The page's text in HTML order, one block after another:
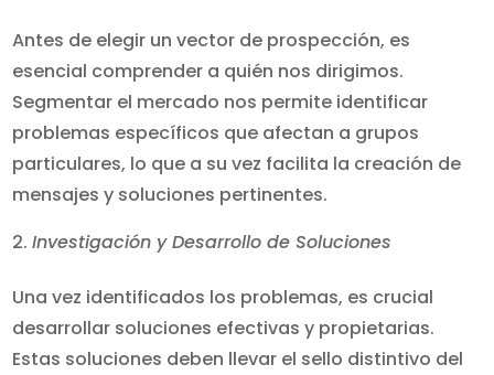
Antes de elegir un vector de prospección, es
esencial comprender a quién nos dirigimos.
Segmentar el mercado nos permite identificar
problemas específicos que afectan a grupos
particulares, lo que a su vez facilita la creación de
mensajes y soluciones pertinentes.
Investigación y Desarrollo de Soluciones
Una vez identificados los problemas, es crucial
desarrollar soluciones efectivas y propietarias.
Estas soluciones deben llevar el sello distintivo del